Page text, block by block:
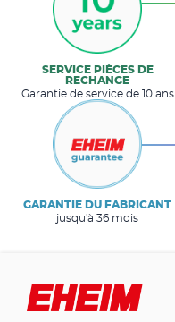
SERVICE PIÈCES DE
RECHANGE
Garantie de service de 10 ans
GARANTIE DU FABRICANT
jusqu'à 36 mois